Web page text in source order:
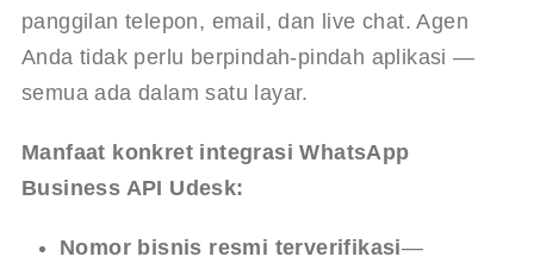
panggilan telepon, email, dan live chat. Agen
Anda tidak perlu berpindah-pindah aplikasi —
semua ada dalam satu layar.
Manfaat konkret integrasi WhatsApp
Business API Udesk:
Nomor bisnis resmi terverifikasi—